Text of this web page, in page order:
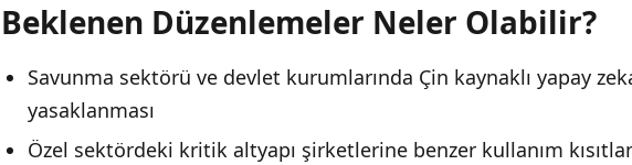
Beklenen Düzenlemeler Neler Olabilir?
Savunma sektörü ve devlet kurumlarında Çin kaynaklı yapay
yasaklanması
Özel sektördeki kritik altyapı şirketlerine benzer kullanım